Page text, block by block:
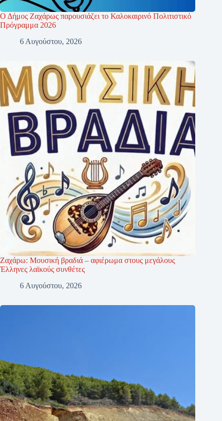
Ο Δήμος Ζαχάρως παρουσιάζει το Καλοκαιρινό Πολιτιστικό
Πρόγραμμα 2026
6 Αυγούστου, 2026
Ζαχάρω: Μουσική βραδιά – αφιέρωμα στους μεγάλους
Έλληνες λαϊκούς συνθέτες
6 Αυγούστου, 2026